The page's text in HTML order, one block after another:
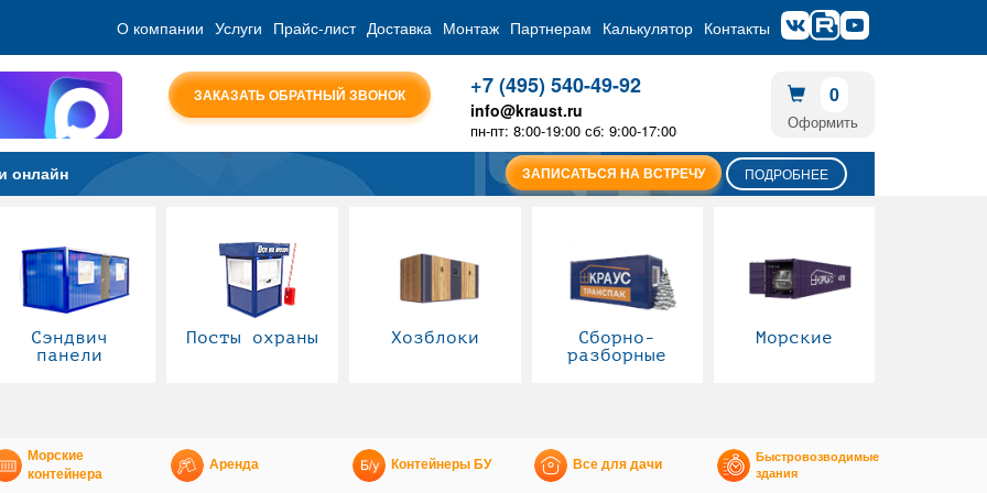
О компании Услуги Прайс-лист Доставка Монтаж Партнерам Калькулятор Контакты
ЗАКАЗАТЬ ОБРАТНЫЙ ЗВОНОК +7 (495) 540-49-92
info@kraust.ru
пн-пт: 8:00-19:00 сб: 9:00-17:00
0
Оформить
онлайн ЗАПИСАТЬСЯ НА ВСТРЕЧУ ПОДРОБНЕЕ
Сэндвич
панели
Посты охраны Хозблоки
Сборно-
разборные
Морские
Морские
контейнера
Аренда Контейнеры БУ Все для дачи
Быстровозводимые
здания